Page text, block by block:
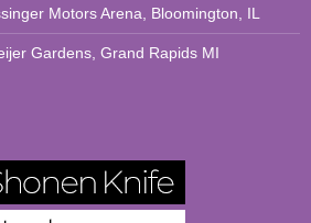
Motors Arena, Bloomington, IL
Gardens, Grand Rapids MI